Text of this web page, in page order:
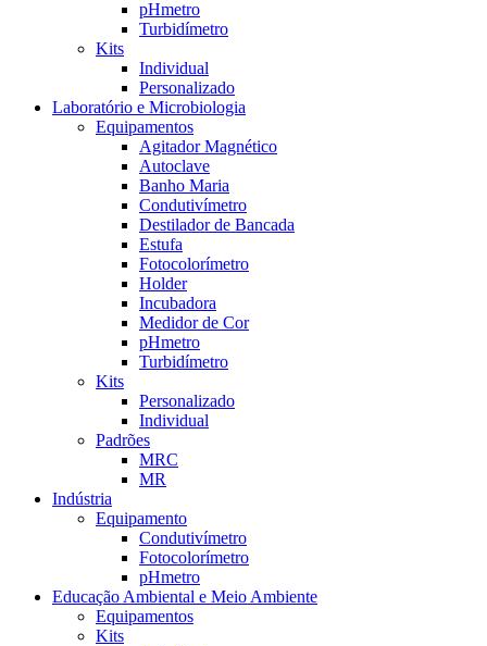
pHmetro
Turbidímetro
Kits
Individual
Personalizado
Laboratório e Microbiologia
Equipamentos
Agitador Magnético
Autoclave
Banho Maria
Condutivímetro
Destilador de Bancada
Estufa
Fotocolorímetro
Holder
Incubadora
Medidor de Cor
pHmetro
Turbidímetro
Kits
Personalizado
Individual
Padrões
MRC
MR
Indústria
Equipamento
Condutivímetro
Fotocolorímetro
pHmetro
Educação Ambiental e Meio Ambiente
Equipamentos
Kits